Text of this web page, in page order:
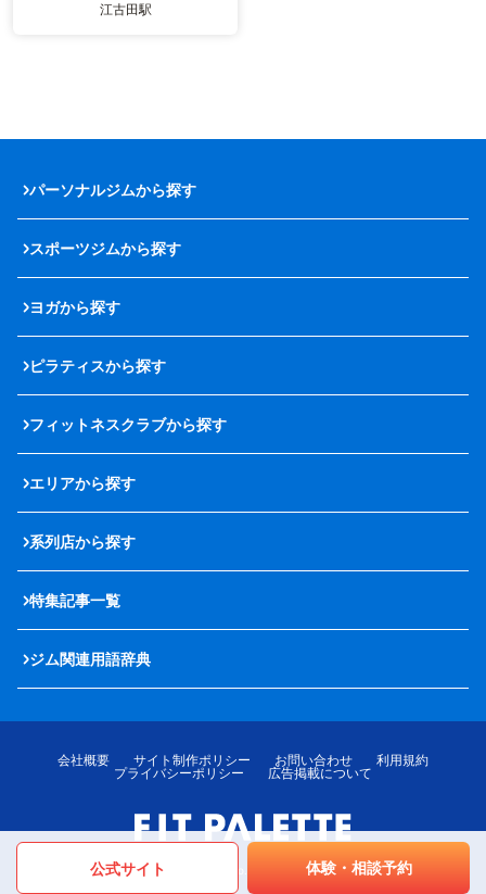
江古田駅
公式サイト 体験・相談予約
パーソナルジムから探す
スポーツジムから探す
ヨガから探す
ピラティスから探す
フィットネスクラブから探す
エリアから探す
系列店から探す
特集記事一覧
ジム関連用語辞典
会社概要 サイト制作ポリシー お問い合わせ
利用規約
プライバシーポリシー
広告掲載について
© LOTTE MediPalette Co.,Ltd. All rights reserved.